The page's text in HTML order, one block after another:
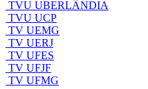
TVU UBERLÂNDIA
TVU UCP
TV UEMG
TV UERJ
TV UFES
TV UFJF
TV UFMG